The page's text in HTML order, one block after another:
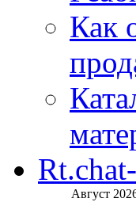
Как
Август